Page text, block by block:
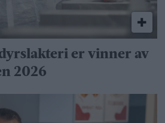
er vinner av
2026